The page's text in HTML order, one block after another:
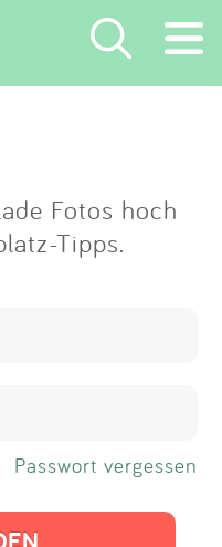
×
Fotos hoch
Tipps.
Passwort vergessen